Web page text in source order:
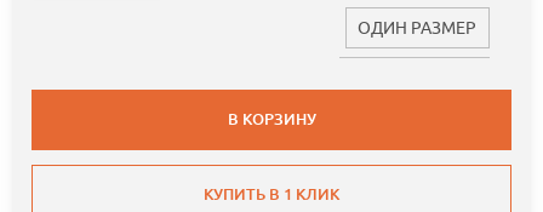
ОДИН РАЗМЕР
В КОРЗИНУ
КУПИТЬ В 1 КЛИК